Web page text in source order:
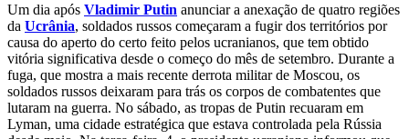
Um dia após Vladimir Putin anunciar a anexação de quatro regiões
da Ucrânia, soldados russos começaram a fugir dos territórios por
causa do aperto do certo feito pelos ucranianos, que tem obtido
vitória significativa desde o começo do mês de setembro. Durante a
fuga, que mostra a mais recente derrota militar de Moscou, os
soldados russos deixaram para trás os corpos de combatentes que
lutaram na guerra. No sábado, as tropas de Putin recuaram em
Lyman, uma cidade estratégica que estava controlada pela Rússia